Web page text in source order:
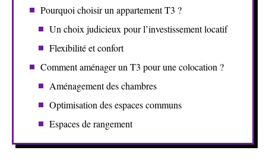
Pourquoi choisir un appartement T3 ?
Un choix judicieux pour l’investissement locatif
Flexibilité et confort
Comment aménager un T3 pour une colocation ?
Aménagement des chambres
Optimisation des espaces communs
Espaces de rangement